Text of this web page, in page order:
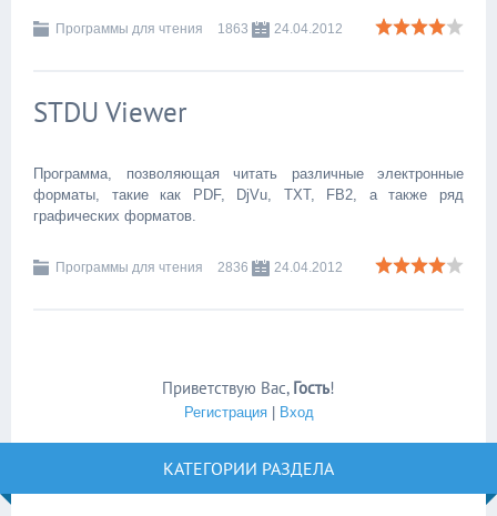
Программы для чтения 1863 24.04.2012
STDU Viewer
Программа, позволяющая читать различные электронные
форматы, такие как PDF, DjVu, TXT, FB2, а также ряд
графических форматов.
Программы для чтения 2836 24.04.2012
Приветствую Вас, Гость!
Регистрация| Вход
КАТЕГОРИИ РАЗДЕЛА